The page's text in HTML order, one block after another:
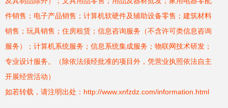
件销售；电子产品销售；计算机软硬件及辅助设备零售；建筑材料
销售；玩具销售；住房租赁；信息咨询服务（不含许可类信息咨询
服务）；计算机系统服务；信息系统集成服务；物联网技术研发；
专业设计服务。（除依法须经批准的项目外，凭营业执照依法自主
开展经营活动）
如若转载，请注明出处：http://www.xnfzdz.com/information.html